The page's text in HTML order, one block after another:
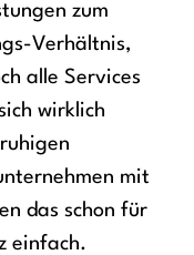
zum
Verhältnis,
alle Services
wirklich
mit
das schon für
einfach.